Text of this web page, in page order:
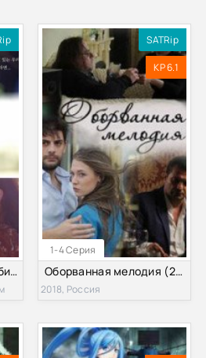
Снова живи, снова люби (2018)
1-4 Серия
SATRip
KP 6.1
Оборванная мелодия (2018)
2018, Россия